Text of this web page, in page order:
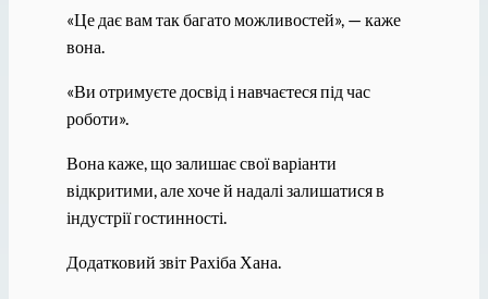
«Це дає вам так багато можливостей», — каже
вона.
«Ви отримуєте досвід і навчаєтеся під час
роботи».
Вона каже, що залишає свої варіанти
відкритими, але хоче й надалі залишатися в
індустрії гостинності.
Додатковий звіт Рахіба Хана.